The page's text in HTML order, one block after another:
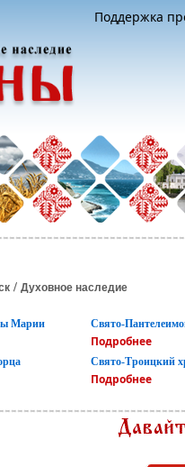
Поддержка
/ Духовное наследие
Марии Свято-
Подробнее
Свято-Троицкий
Подробнее